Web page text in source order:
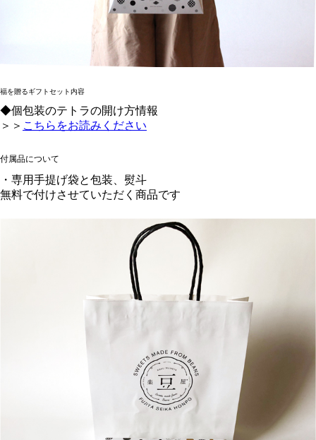
福を贈るギフトセット内容
◆個包装のテトラの開け方情報
＞＞ こちらをお読みください
付属品について
・専用手提げ袋と包装、熨斗
無料で付けさせていただく商品です